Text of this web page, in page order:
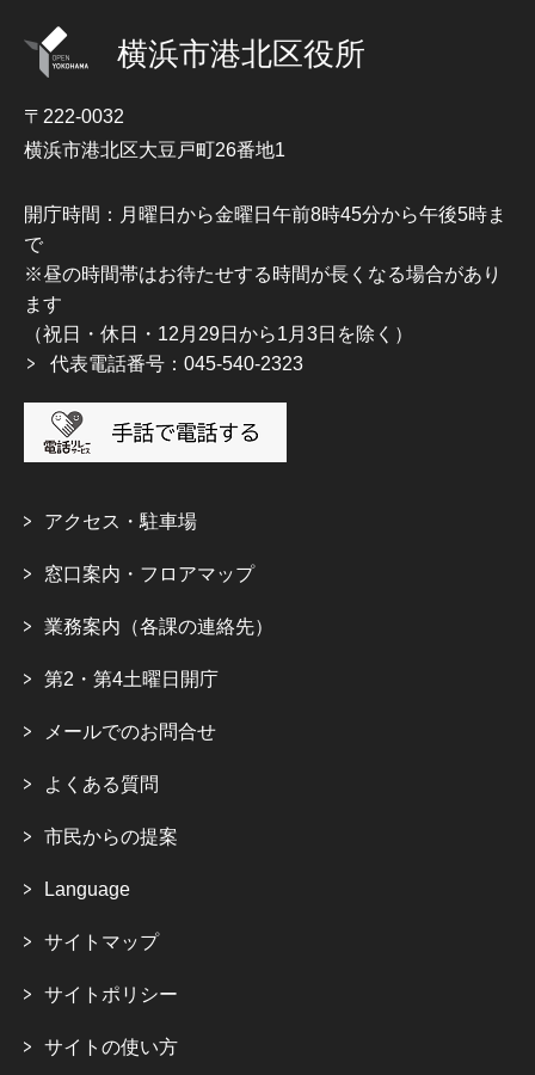
横浜市港北区役所
〒222-0032
横浜市港北区大豆戸町26番地1
開庁時間：月曜日から金曜日午前8時45分から午後5時ま
で
※昼の時間帯はお待たせする時間が長くなる場合があり
ます
（祝日・休日・12月29日から1月3日を除く）
代表電話番号：045-540-2323
アクセス・駐車場
窓口案内・フロアマップ
業務案内（各課の連絡先）
第2・第4土曜日開庁
メールでのお問合せ
よくある質問
市民からの提案
Language
サイトマップ
サイトポリシー
サイトの使い方